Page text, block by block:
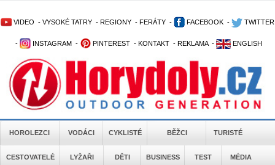
VIDEO - VYSOKÉ TATRY - REGIONY - FERÁTY - FACEBOOK - TWITTER
- INSTAGRAM - PINTEREST - KONTAKT - REKLAMA - ENGLISH
HOROLEZCI VODÁCI CYKLISTÉ BĚŽCI TURISTÉ
CESTOVATELÉ LYŽAŘI DĚTI BUSINESS TEST MÉDIA